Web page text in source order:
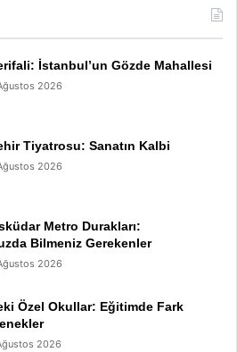
İstanbul’un Gözde Mahallesi
2026
Tiyatrosu: Sanatın Kalbi
2026
Metro Durakları:
Bilmeniz Gerekenler
2026
Özel Okullar: Eğitimde Fark
2026